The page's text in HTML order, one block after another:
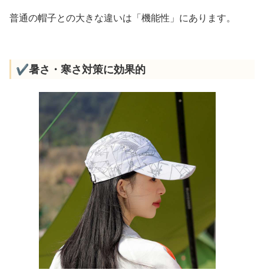
普通の帽子との大きな違いは「機能性」にあります。
✔️暑さ・寒さ対策に効果的